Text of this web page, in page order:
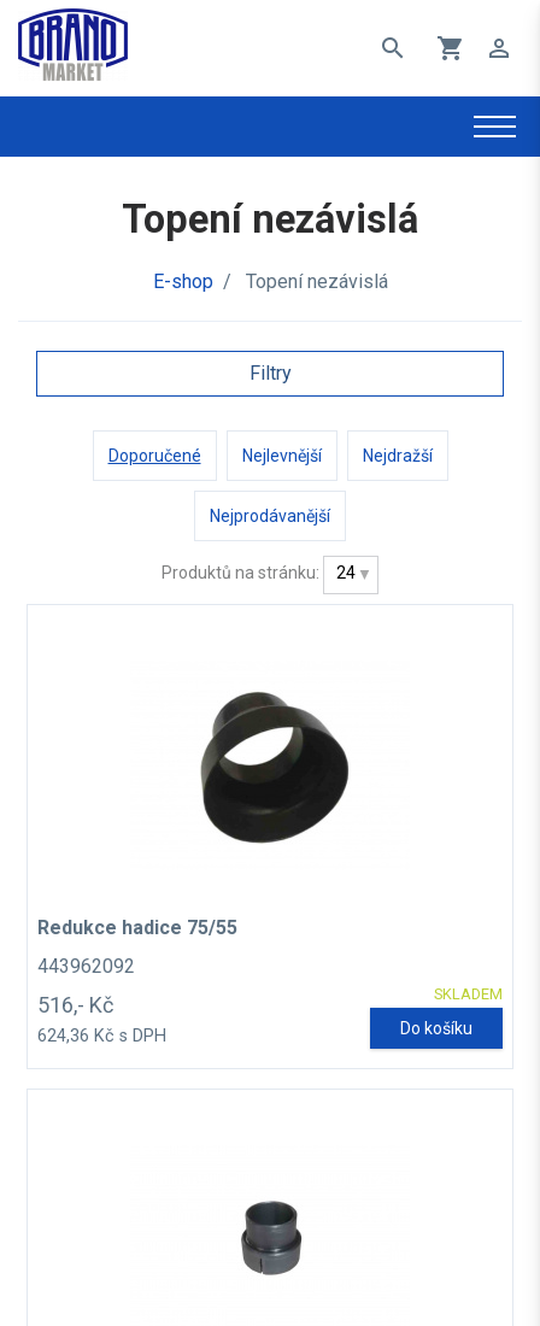
search shopping_cart perm_identity
Topení nezávislá
E-shop / Topení nezávislá
Filtry
Doporučené Nejlevnější Nejdražší
Nejprodávanější
Produktů na stránku: 24
Redukce hadice 75/55
443962092
SKLADEM
516,- Kč
624,36 Kč s DPH Do košíku